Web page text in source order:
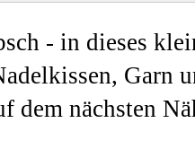
- in dieses
Garn
dem nächsten